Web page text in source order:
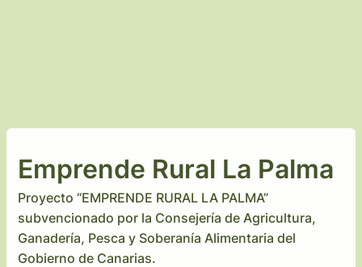
Emprende Rural La Palma
Proyecto “EMPRENDE RURAL LA PALMA”
subvencionado por la Consejería de Agricultura,
Ganadería, Pesca y Soberanía Alimentaria del
Gobierno de Canarias.